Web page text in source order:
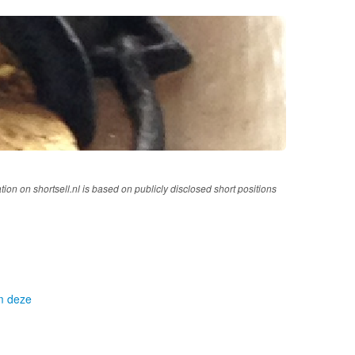
on shortsell.nl is based on publicly disclosed short positions
deze